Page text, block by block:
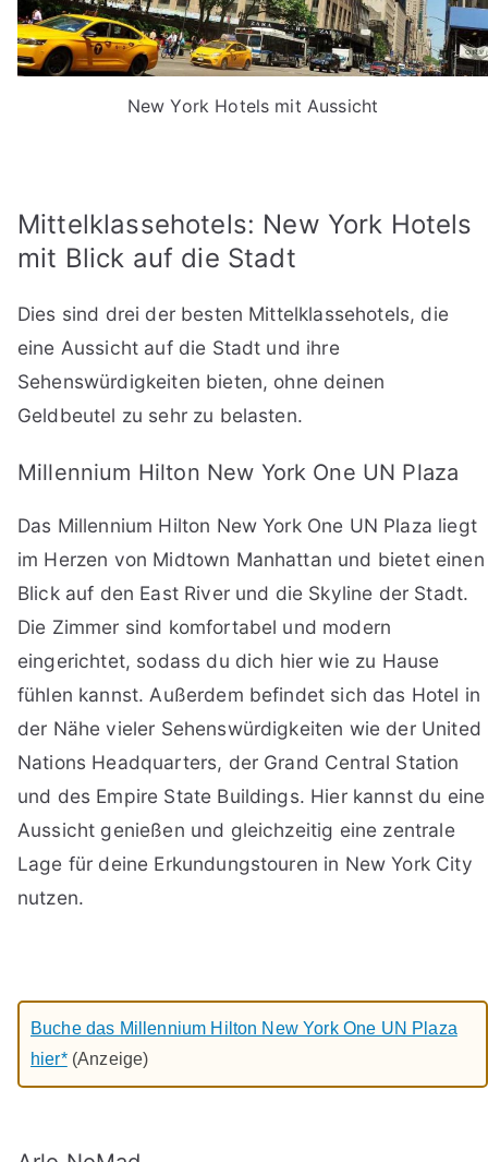
New York Hotels mit Aussicht
Mittelklassehotels: New York Hotels
mit Blick auf die Stadt
Dies sind drei der besten Mittelklassehotels, die
eine Aussicht auf die Stadt und ihre
Sehenswürdigkeiten bieten, ohne deinen
Geldbeutel zu sehr zu belasten.
Millennium Hilton New York One UN Plaza
Das Millennium Hilton New York One UN Plaza liegt
im Herzen von Midtown Manhattan und bietet einen
Blick auf den East River und die Skyline der Stadt.
Die Zimmer sind komfortabel und modern
eingerichtet, sodass du dich hier wie zu Hause
fühlen kannst. Außerdem befindet sich das Hotel in
der Nähe vieler Sehenswürdigkeiten wie der United
Nations Headquarters, der Grand Central Station
und des Empire State Buildings. Hier kannst du eine
Aussicht genießen und gleichzeitig eine zentrale
Lage für deine Erkundungstouren in New York City
nutzen.
Buche das Millennium Hilton New York One UN Plaza
hier*(Anzeige)